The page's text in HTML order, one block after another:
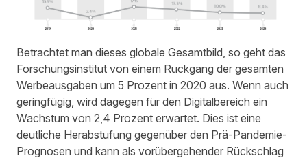
Betrachtet man dieses globale Gesamtbild, so geht das
Forschungsinstitut von einem Rückgang der gesamten
Werbeausgaben um 5 Prozent in 2020 aus. Wenn auch
geringfügig, wird dagegen für den Digitalbereich ein
Wachstum von 2,4 Prozent erwartet. Dies ist eine
deutliche Herabstufung gegenüber den Prä-Pandemie-
Prognosen und kann als vorübergehender Rückschlag